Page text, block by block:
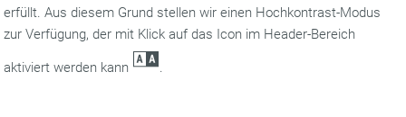
erfüllt. Aus diesem Grund stellen wir einen Hochkontrast-Modus
zur Verfügung, der mit Klick auf das Icon im Header-Bereich
aktiviert werden kann .